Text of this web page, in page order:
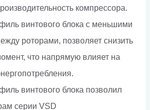
компрессора.
винтового блока с меньшими
роторами, позволяет снизить
что напрямую влияет на
винтового блока позволил
серии VSD